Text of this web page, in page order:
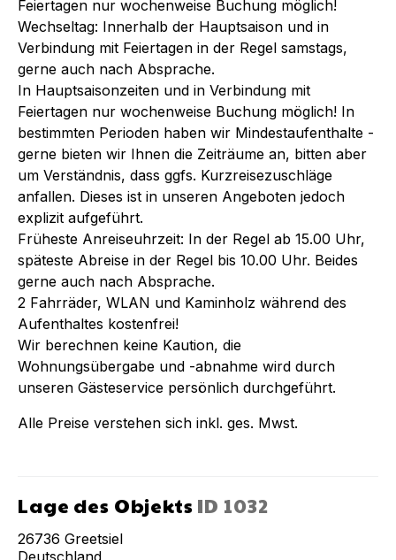
Feiertagen nur wochenweise Buchung möglich!
Wechseltag: Innerhalb der Hauptsaison und in
Verbindung mit Feiertagen in der Regel samstags,
gerne auch nach Absprache.
In Hauptsaisonzeiten und in Verbindung mit
Feiertagen nur wochenweise Buchung möglich! In
bestimmten Perioden haben wir Mindestaufenthalte -
gerne bieten wir Ihnen die Zeiträume an, bitten aber
um Verständnis, dass ggfs. Kurzreisezuschläge
anfallen. Dieses ist in unseren Angeboten jedoch
explizit aufgeführt.
Früheste Anreiseuhrzeit: In der Regel ab 15.00 Uhr,
späteste Abreise in der Regel bis 10.00 Uhr. Beides
gerne auch nach Absprache.
2 Fahrräder, WLAN und Kaminholz während des
Aufenthaltes kostenfrei!
Wir berechnen keine Kaution, die
Wohnungsübergabe und -abnahme wird durch
unseren Gästeservice persönlich durchgeführt.
Alle Preise verstehen sich inkl. ges. Mwst.
Lage des Objekts ID 1032
26736 Greetsiel
Deutschland